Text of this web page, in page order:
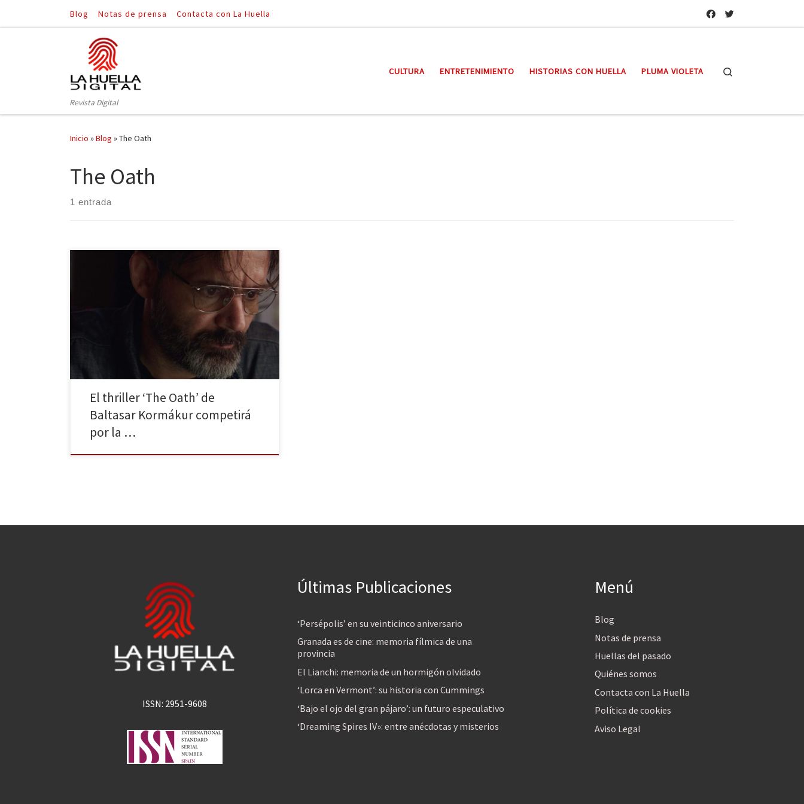
Saltar al contenido
Blog Notas de prensa Contacta con La Huella
Revista Digital
CULTURA ENTRETENIMIENTO HISTORIAS CON HUELLA PLUMA VIOLETA
Inicio »Blog »The Oath
The Oath
1 entrada
A CONTRACORRIENTE FILMS estrenará en nuestro país
el thriller THE OATH (“Eidurinn”) de Baltasar Kormákur.
Antes la película se presentará en la Sección Oficial de
la próxima edición del Festival Internacional de cine
de San Sebastián donde competirá por la Concha de
Oro. Tras sus trabajos en Hollywood, Baltasar Kormákur
El thriller ‘The Oath’ de
Baltasar Kormákur competirá
por la …
ISSN: 2951-9608
Últimas Publicaciones
‘Persépolis’ en su veinticinco aniversario
Granada es de cine: memoria fílmica de una
provincia
El Lianchi: memoria de un hormigón olvidado
‘Lorca en Vermont’: su historia con Cummings
‘Bajo el ojo del gran pájaro’: un futuro especulativo
‘Dreaming Spires IV»: entre anécdotas y misterios
Menú
Blog
Notas de prensa
Huellas del pasado
Quiénes somos
Contacta con La Huella
Política de cookies
Aviso Legal